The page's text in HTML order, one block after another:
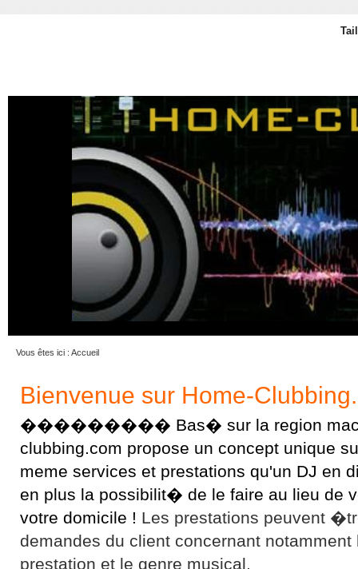
Vous êtes ici : Accueil
Bienvenue sur Home-
��������� Bas� sur la region
clubbing.com propose un concept unique
meme services et prestations qu'un DJ en
en plus la possibilit� de le faire au lieu de
votre domicile ! Les prestations peuvent
demandes du client concernant
prestation et le genre musical.